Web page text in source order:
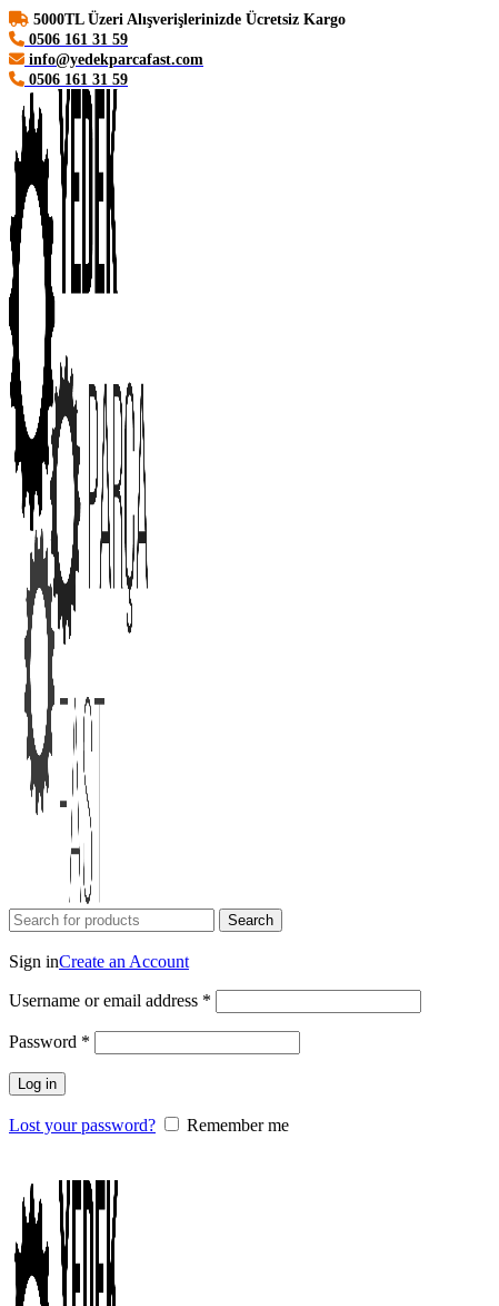
5000TL Üzeri Alışverişlerinizde Ücretsiz Kargo
0506 161 31 59
info@yedekparcafast.com
0506 161 31 59
Search
Sign inCreate an Account
Username or email address *
Password *
Log in
Lost your password?
Remember me